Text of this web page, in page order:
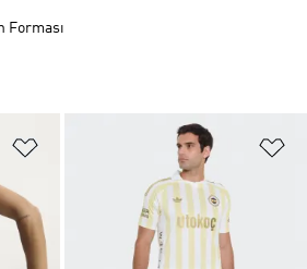
Favori Listesine Ekle
Forması